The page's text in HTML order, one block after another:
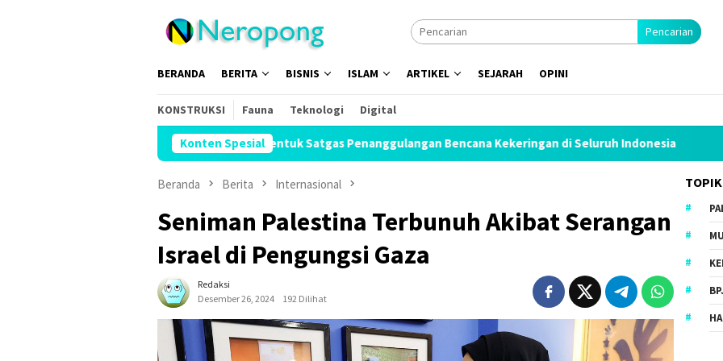
Pencarian
BERANDA BERITA BISNIS ISLAM ARTIKEL SEJARAH OPINI
KONSTRUKSI Fauna Teknologi Digital
Konten Spesial
Kemarau Panjang, UAR Bentuk Satgas Penanggulangan Bencana Kekeringan di Seluruh Indonesia Wahdah Islamiyah
Beranda Berita Internasional
Seniman Palestina Terbunuh Akibat Serangan
Israel di Pengungsi Gaza
Redaksi
Desember 26, 2024
192 Dilihat